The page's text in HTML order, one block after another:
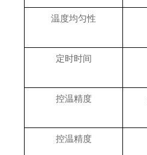
温度均匀性
定时时间
控温精度
控温精度